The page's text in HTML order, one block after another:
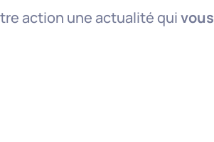
action une actualité quivous